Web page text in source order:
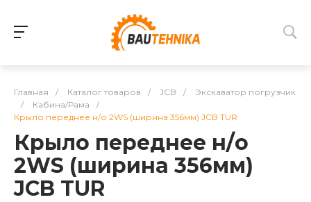
Главная / Каталог товаров / JCB /
Экскаватор погрузчик
/
Кабина/Рама
/
Крыло переднее н/о 2WS (ширина 356мм) JCB TUR
Крыло переднее н/о
2WS (ширина 356мм)
JCB TUR